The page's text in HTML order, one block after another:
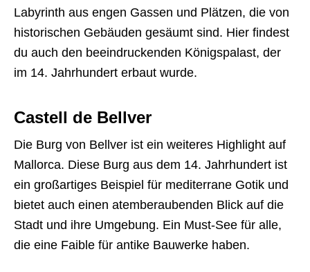
Labyrinth aus engen Gassen und Plätzen, die von
historischen Gebäuden gesäumt sind. Hier findest
du auch den beeindruckenden Königspalast, der
im 14. Jahrhundert erbaut wurde.
Castell de Bellver
Die Burg von Bellver ist ein weiteres Highlight auf
Mallorca. Diese Burg aus dem 14. Jahrhundert ist
ein großartiges Beispiel für mediterrane Gotik und
bietet auch einen atemberaubenden Blick auf die
Stadt und ihre Umgebung. Ein Must-See für alle,
die eine Faible für antike Bauwerke haben.